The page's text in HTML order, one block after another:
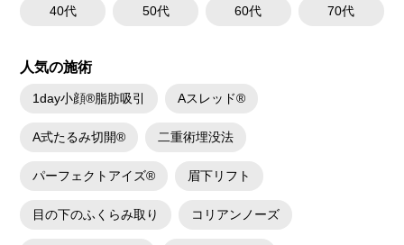
40代 50代 60代 70代
人気の施術
1day小顔®脂肪吸引 Aスレッド®
A式たるみ切開® 二重術埋没法
パーフェクトアイズ® 眉下リフト
目の下のふくらみ取り コリアンノーズ